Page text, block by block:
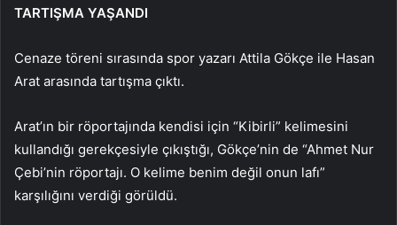
TARTIŞMA YAŞANDI
Cenaze töreni sırasında spor yazarı Attila Gökçe ile Hasan
Arat arasında tartışma çıktı.
Arat’ın bir röportajında kendisi için “Kibirli” kelimesini
kullandığı gerekçesiyle çıkıştığı, Gökçe’nin de “Ahmet Nur
Çebi’nin röportajı. O kelime benim değil onun lafı”
karşılığını verdiği görüldü.